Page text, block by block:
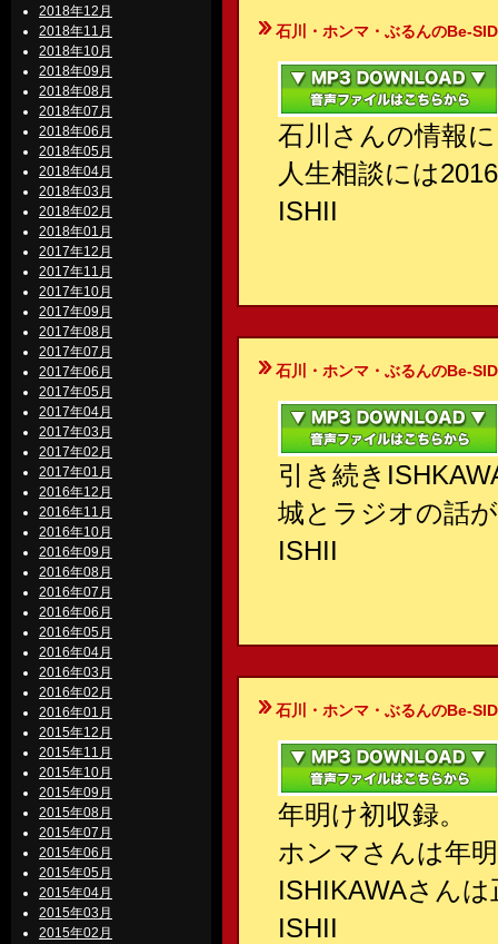
2018年12月
2018年11月
2018年10月
2018年09月
2018年08月
2018年07月
2018年06月
2018年05月
2018年04月
2018年03月
2018年02月
2018年01月
2017年12月
2017年11月
2017年10月
2017年09月
2017年08月
2017年07月
2017年06月
2017年05月
2017年04月
2017年03月
2017年02月
2017年01月
2016年12月
2016年11月
2016年10月
2016年09月
2016年08月
2016年07月
2016年06月
2016年05月
2016年04月
2016年03月
2016年02月
2016年01月
2015年12月
2015年11月
2015年10月
2015年09月
2015年08月
2015年07月
2015年06月
2015年05月
2015年04月
2015年03月
2015年02月
石川・ホンマ・ぶるんのBe-
石川さんの情報
人生相談には
ISHII
石川・ホンマ・ぶるんのBe-
引き続き
城とラジオの話
ISHII
石川・ホンマ・ぶるんのBe-
年明け初収録。
ホンマさんは年
ISHIKAWAさん
ISHII